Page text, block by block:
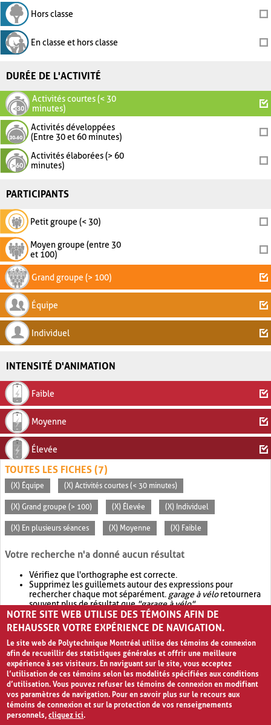
Hors classe
En classe et hors classe
DURÉE DE L'ACTIVITÉ
Activités courtes (< 30
minutes)
Activités développées
(Entre 30 et 60 minutes)
Activités élaborées (> 60
minutes)
PARTICIPANTS
Petit groupe (< 30)
Moyen groupe (entre 30
et 100)
Grand groupe (> 100)
Équipe
Individuel
INTENSITÉ D'ANIMATION
Faible
Moyenne
Élevée
TOUTES LES FICHES (7)
(X) Équipe (X) Activités courtes (< 30 minutes)
(X) Grand groupe (> 100) (X) Élevée (X) Individuel
(X) En plusieurs séances (X) Moyenne (X) Faible
Votre recherche n'a donné aucun résultat
Vérifiez que l'orthographe est correcte.
Supprimez les guillemets autour des expressions pour
rechercher chaque mot séparément. garage à véloretournera
souvent plus de résultat que"garage à vélo".
Envisagez d'élargir votre recherche avec OR.garage OR vélo
retournera souvent plus de résultat quegarage à vélo
NOTRE SITE WEB UTILISE DES TÉMOINS AFIN DE
REHAUSSER VOTRE EXPÉRIENCE DE NAVIGATION.
Le site web de Polytechnique Montréal utilise des témoins de connexion
afin de recueillir des statistiques générales et offrir une meilleure
expérience à ses visiteurs. En naviguant sur le site, vous acceptez
l’utilisation de ces témoins selon les modalités spécifiées aux conditions
d’utilisation. Vous pouvez refuser les témoins de connexion en modifiant
vos paramètres de navigation. Pour en savoir plus sur le recours aux
témoins de connexion et sur la protection de vos renseignements
personnels,cliquez ici.